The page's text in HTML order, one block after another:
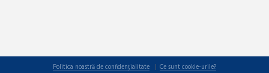
Politica noastră de confidențialitate
Ce sunt cookie-urile?